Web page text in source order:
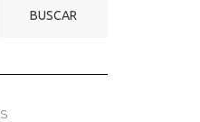
BUSCAR